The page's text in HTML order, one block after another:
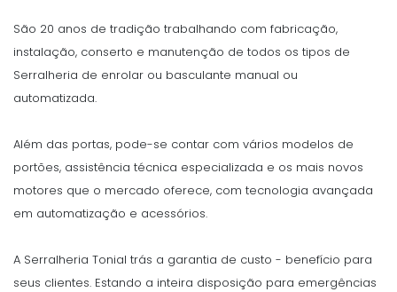
São 20 anos de tradição trabalhando com fabricação,
instalação, conserto e manutenção de todos os tipos de
Serralheria de enrolar ou basculante manual ou
automatizada.
Além das portas, pode-se contar com vários modelos de
portões, assistência técnica especializada e os mais novos
motores que o mercado oferece, com tecnologia avançada
em automatização e acessórios.
A Serralheria Tonial trás a garantia de custo - benefício para
seus clientes. Estando a inteira disposição para emergências